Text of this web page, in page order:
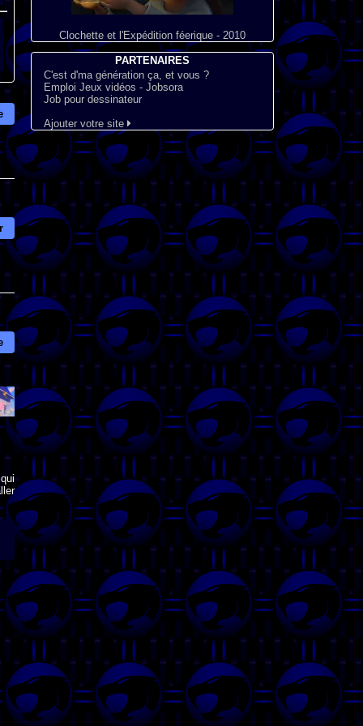
Clochette et l'Expédition féerique - 2010
PARTENAIRES
C'est d'ma génération ça, et vous ?
Emploi Jeux vidéos - Jobsora
Job pour dessinateur
Ajouter votre site